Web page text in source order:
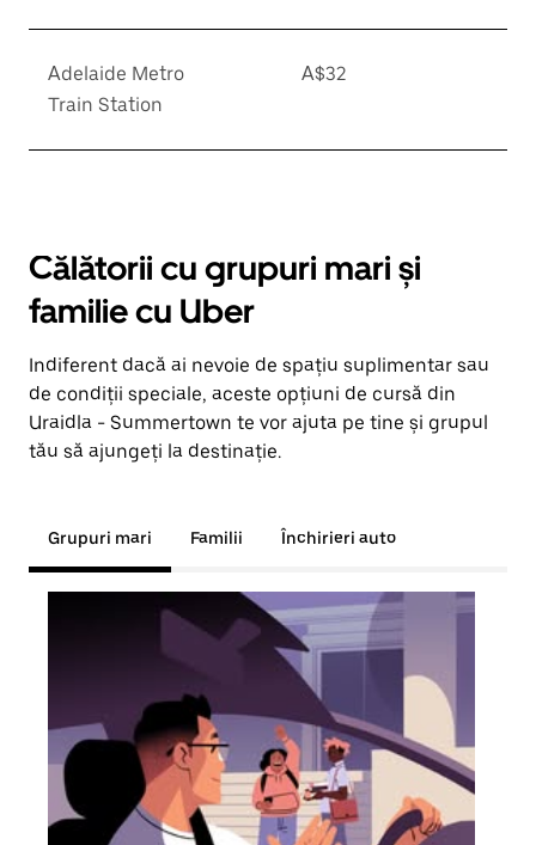
Adelaide Metro
Train Station
A$32
Călătorii cu grupuri mari și
familie cu Uber
Indiferent dacă ai nevoie de spațiu suplimentar sau
de condiții speciale, aceste opțiuni de cursă din
Uraidla - Summertown te vor ajuta pe tine și grupul
tău să ajungeți la destinație.
Grupuri mari Familii Închirieri auto